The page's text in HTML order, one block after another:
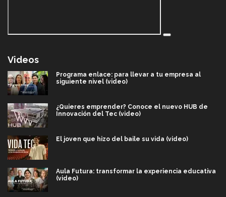
Videos
Programa enlace: para llevar a tu empresa al
siguiente nivel (video)
¿Quieres emprender? Conoce el nuevo HUB de
Innovación del Tec (video)
El joven que hizo del baile su vida (video)
Aula Futura: transformar la experiencia educativa
(video)